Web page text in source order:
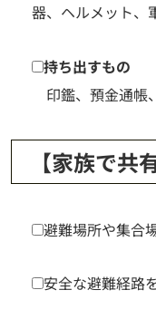
器、ヘルメット、
持ち出すもの
印鑑、預金通帳
【家族で共
避難場所や集合
安全な避難経路